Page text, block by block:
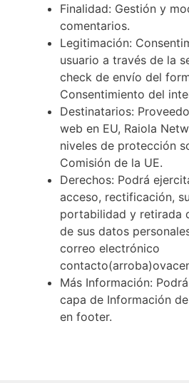
Finalidad: Gestión y
comentarios.
Legitimación:
usuario a través de la
check de envío del
Consentimiento del
Destinatarios:
web en EU, Raiola
niveles de protección
Comisión de la UE.
Derechos: Podrá
acceso, rectificación,
portabilidad y retirada
de sus datos
correo electrónico
Más Información:
capa de Información
en footer.